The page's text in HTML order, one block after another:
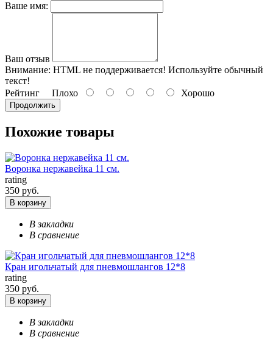
Ваше имя:
Ваш отзыв
Внимание: HTML не поддерживается! Используйте обычный
текст!
Рейтинг Плохо Хорошо
Продолжить
Похожие товары
Воронка нержавейка 11 см.
rating
350 руб.
В корзину
В закладки
В сравнение
Кран игольчатый для пневмошлангов 12*8
rating
350 руб.
В корзину
В закладки
В сравнение